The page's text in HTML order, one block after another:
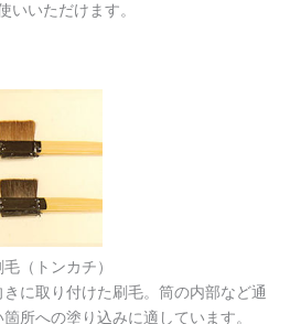
いいただけます。
（トンカチ）
に取り付けた刷毛。筒の内部など通
所への塗り込みに適しています。